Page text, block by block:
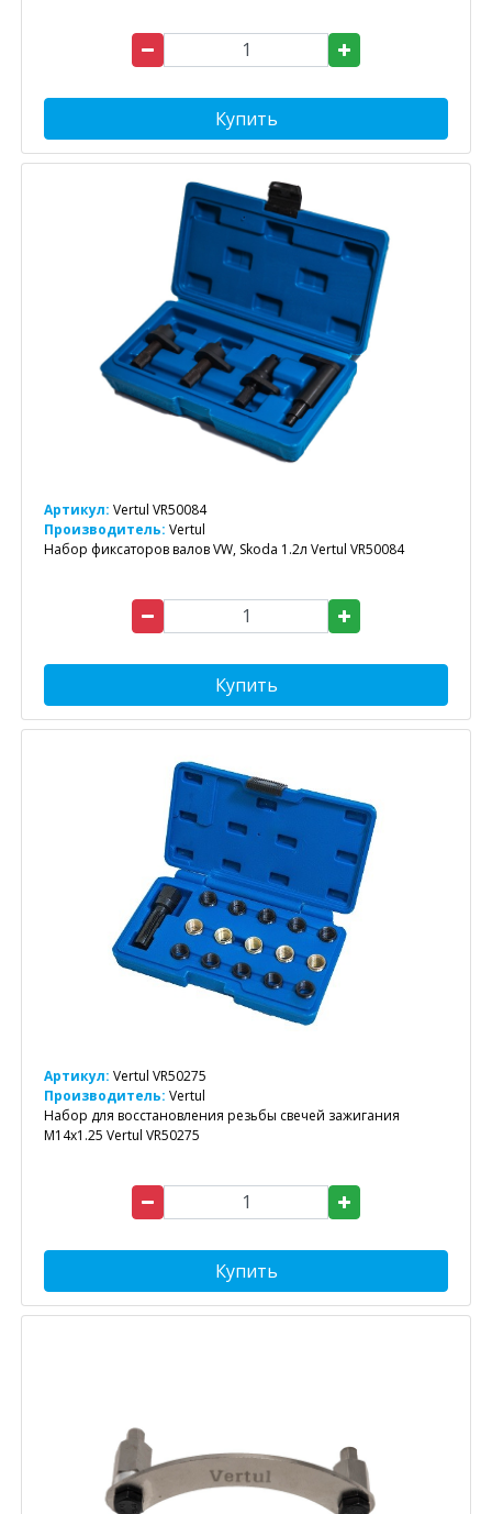
Купить
Артикул: Vertul VR50084
Производитель: Vertul
Набор фиксаторов валов VW, Skoda 1.2л Vertul VR50084
Купить
Артикул: Vertul VR50275
Производитель: Vertul
Набор для восстановления резьбы свечей зажигания
M14x1.25 Vertul VR50275
Купить